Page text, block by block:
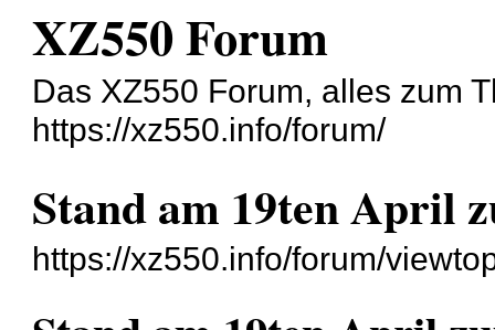
XZ550 Forum
Das XZ550 Forum, alles zum
https://xz550.info/forum/
Stand am 19ten April
https://xz550.info/forum/